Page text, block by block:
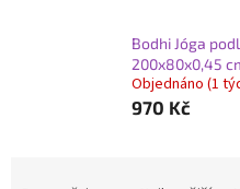
Bodhi Jóga
200x80x0,45
Objednáno (1
970 Kč